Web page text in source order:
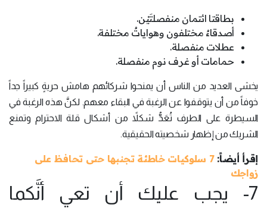
بطاقتا ائتمان منفصلتَيْن.
أصدقاءٌ مختلفون وهواياتٌ مختلفة.
عطلات منفصلة.
حمامات أو غرف نوم منفصلة.
يخشى العديد من الناس أن يمنحوا شركائهم هامش حريةٍ كبيراً جداً
خوفاً من أن يتوقفوا عن الرغبة في البقاء معهم. لكنَّ هذه الرغبة في
السيطرة على الطرف تُعَدُّ شكلاً من أشكال قلة الاحترام وتمنع
الشريك من إظهار شخصيته الحقيقية.
إقرأ أيضاً:
7 سلوكيات خاطئة تجنبها حتى تحافظ على
زواجك
7- يجب عليك أن تعي أنَّكما